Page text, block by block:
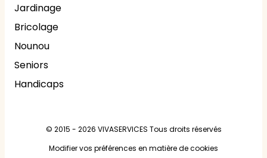
Jardinage
Bricolage
Nounou
Seniors
Handicaps
© 2015 - 2026 VIVASERVICES Tous droits réservés
Modifier vos préférences en matière de cookies